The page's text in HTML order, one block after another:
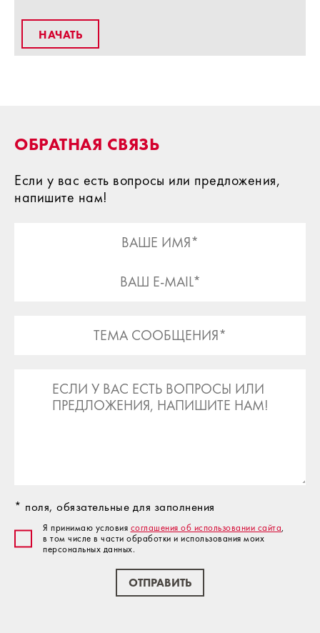
НАЧАТЬ
ОБРАТНАЯ СВЯЗЬ
Если у вас есть вопросы или предложения,
напишите нам!
* поля, обязательные для заполнения
Я принимаю условия соглашения об использовании сайта,
в том числе в части обработки и использования моих
персональных данных.
ОТПРАВИТЬ